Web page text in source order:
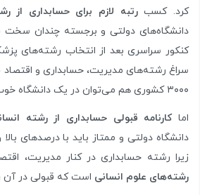
کرد. کسبرتبه لازم برای حسابداری از
دانشگاه‌های دولتی و برجسته چندان سخت
کنکور سراسری بعد از انتخاب رشته‌های
۳۰۰۰ کشوری هم می‌توان در یک دانشگاه خوب تحصیل کرد.
اماکارنامه قبولی حسابداری از رشته
دانشگاه دولتی و ممتاز باید با درصد‌های
زیرا رشته حسابداری در کنار مدیریت،
رشته‌های علوم انسانی است که قبولی در آن